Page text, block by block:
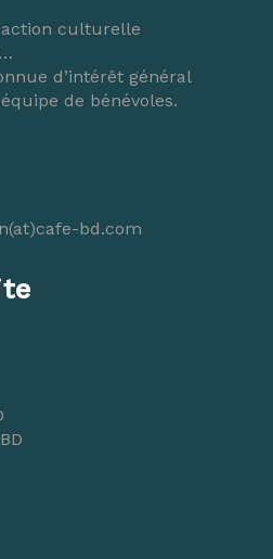
action culturelle
d’intérêt général
de bénévoles.
bd.com